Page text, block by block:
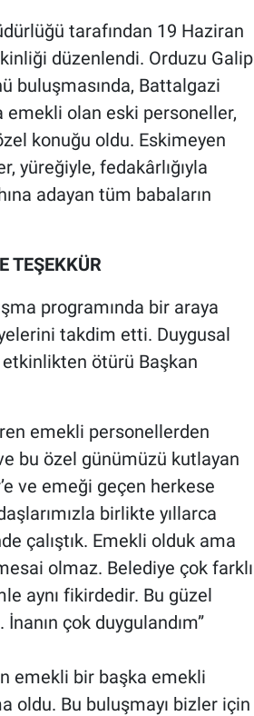
tarafından 19 Haziran
düzenlendi. Orduzu Galip
buluşmasında, Battalgazi
emekli olan eski personeller,
konuğu oldu. Eskimeyen
yüreğiyle, fedakârlığıyla
adayan tüm babaların
TEŞEKKÜR
programında bir araya
takdim etti. Duygusal
ötürü Başkan
emekli personellerden
bu özel günümüzü kutlayan
ve emeği geçen herkese
birlikte yıllarca
çalıştık. Emekli olduk ama
olmaz. Belediye çok farklı
aynı fikirdedir. Bu güzel
çok duygulandım”
emekli bir başka emekli
oldu. Bu buluşmayı bizler için